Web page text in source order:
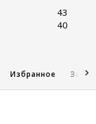
43
40
Избранное